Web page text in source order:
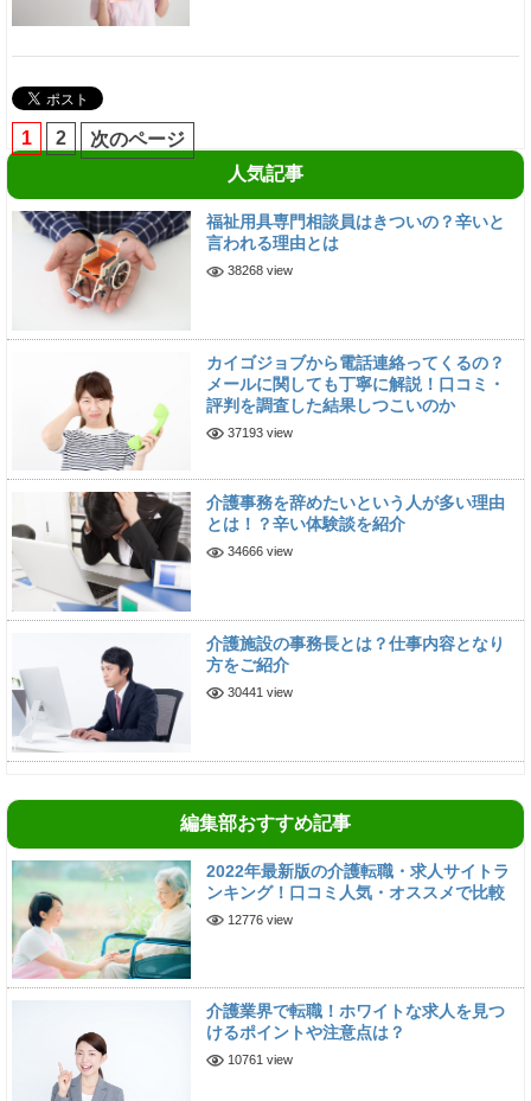
1 2
次のページ
人気記事
福祉用具専門相談員はきついの？辛いと
言われる理由とは
38268 view
カイゴジョブから電話連絡ってくるの？
メールに関しても丁寧に解説！口コミ・
評判を調査した結果しつこいのか
37193 view
介護事務を辞めたいという人が多い理由
とは！？辛い体験談を紹介
34666 view
介護施設の事務長とは？仕事内容となり
方をご紹介
30441 view
編集部おすすめ記事
2022年最新版の介護転職・求人サイトラ
ンキング！口コミ人気・オススメで比較
12776 view
介護業界で転職！ホワイトな求人を見つ
けるポイントや注意点は？
10761 view